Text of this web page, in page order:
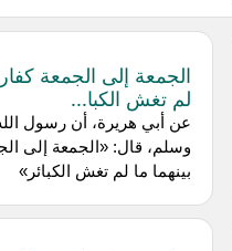
الجمعة إلى الجمعة
لم تغش الكبا...
عن أبي هريرة، أن رسول
وسلم، قال: «الجمعة إلى
بينهما ما لم تغش الكبائر»